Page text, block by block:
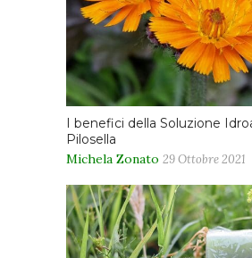
I benefici della Soluzione
Pilosella
Michela Zonato 29 Ottobre 2021